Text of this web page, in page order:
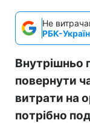
Не
РБК-
Внутрішньо
повернути
витрати на
потрібно